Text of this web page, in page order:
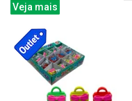
Veja mais